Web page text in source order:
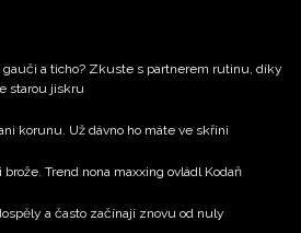
gauči a ticho? Zkuste s partnerem rutinu, díky
starou jiskru
korunu. Už dávno ho máte ve skříni
Trend nona maxxing ovládl Kodaň
a často začínají znovu od nuly